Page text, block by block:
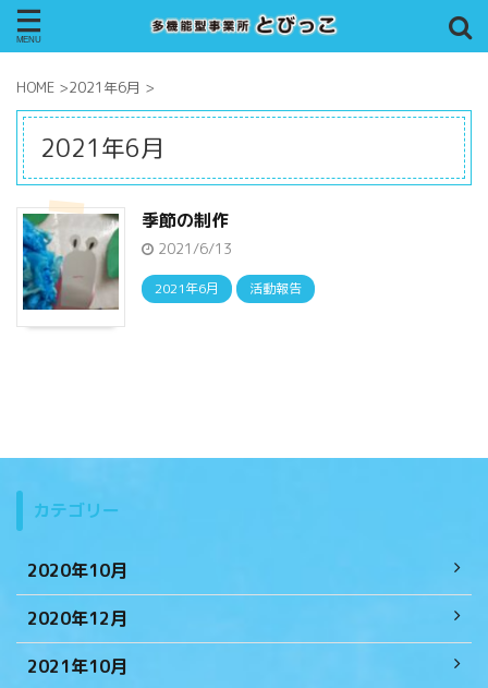
HOME >2021年6月 >
2021年6月
季節の制作
2021/6/13
2021年6月 活動報告
カテゴリー
2020年10月
2020年12月
2021年10月